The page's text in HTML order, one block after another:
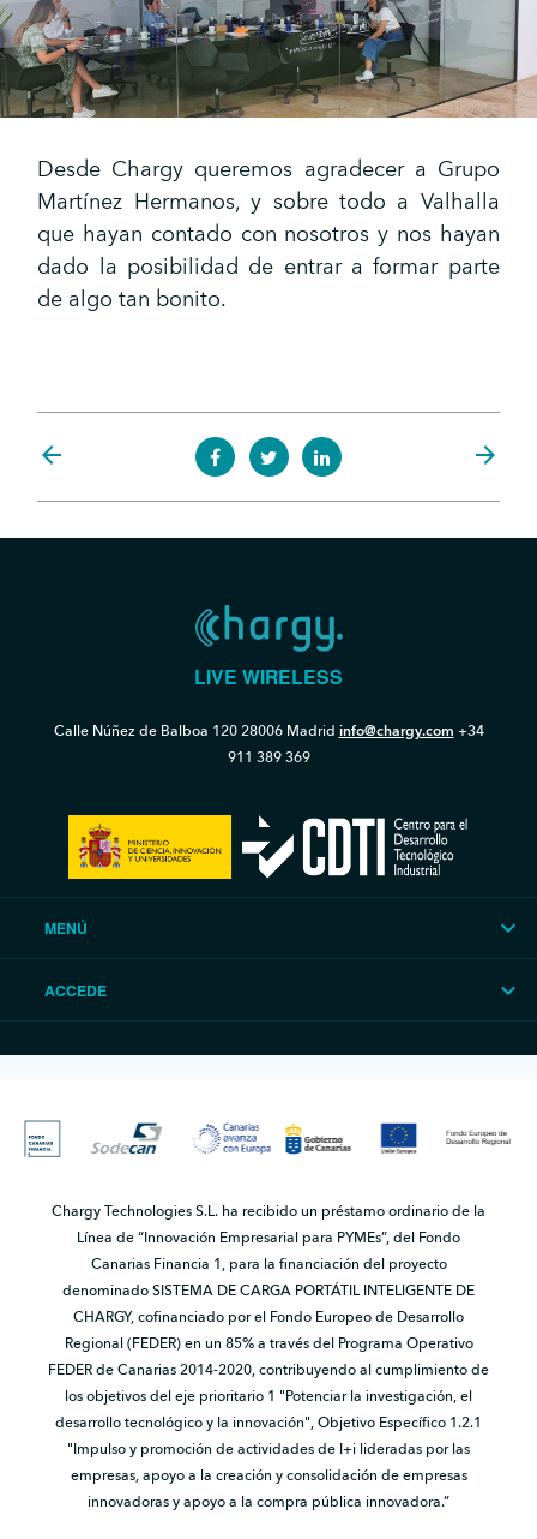
Desde Chargy queremos agradecer a Grupo
Martínez Hermanos, y sobre todo a Valhalla
que hayan contado con nosotros y nos hayan
dado la posibilidad de entrar a formar parte
de algo tan bonito.
arrow_back arrow_forward
LIVE WIRELESS
Calle Núñez de Balboa 12028006 Madrid info@chargy.com +34
911 389 369
MENÚ
ACCEDE
Chargy Technologies S.L. ha recibido un préstamo ordinario de la
Línea de “Innovación Empresarial para PYMEs”, del Fondo
Canarias Financia 1, para la financiación del proyecto
denominado SISTEMA DE CARGA PORTÁTIL INTELIGENTE DE
CHARGY, cofinanciado por el Fondo Europeo de Desarrollo
Regional (FEDER) en un 85% a través del Programa Operativo
FEDER de Canarias 2014-2020, contribuyendo al cumplimiento de
los objetivos del eje prioritario 1 "Potenciar la investigación, el
desarrollo tecnológico y la innovación", Objetivo Específico 1.2.1
"Impulso y promoción de actividades de I+i lideradas por las
empresas, apoyo a la creación y consolidación de empresas
innovadoras y apoyo a la compra pública innovadora.”